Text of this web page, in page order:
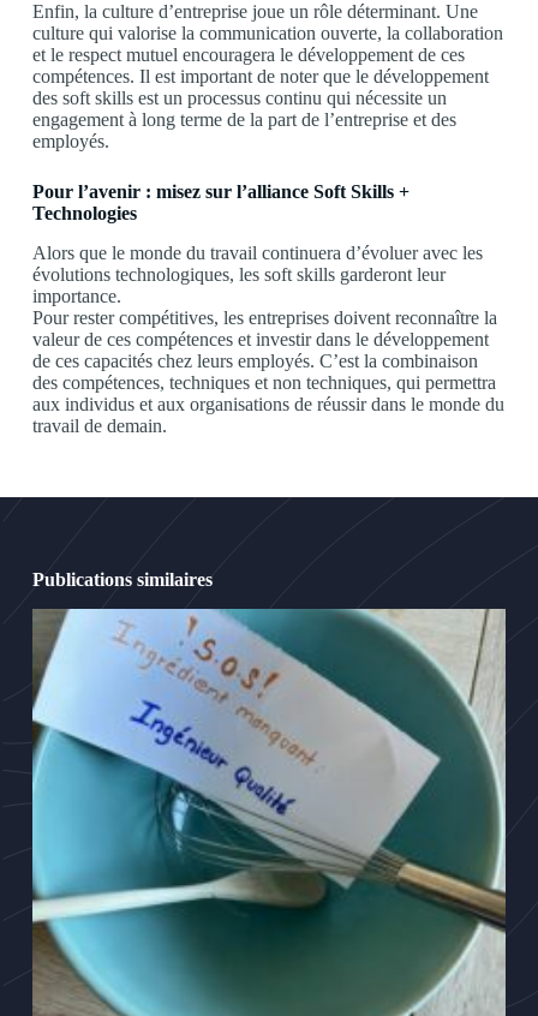
Enfin, la culture d’entreprise joue un rôle déterminant. Une
culture qui valorise la communication ouverte, la collaboration
et le respect mutuel encouragera le développement de ces
compétences. Il est important de noter que le développement
des soft skills est un processus continu qui nécessite un
engagement à long terme de la part de l’entreprise et des
employés.
Pour l’avenir : misez sur l’alliance Soft Skills +
Technologies
Alors que le monde du travail continuera d’évoluer avec les
évolutions technologiques, les soft skills garderont leur
importance.
Pour rester compétitives, les entreprises doivent reconnaître la
valeur de ces compétences et investir dans le développement
de ces capacités chez leurs employés. C’est la combinaison
des compétences, techniques et non techniques, qui permettra
aux individus et aux organisations de réussir dans le monde du
travail de demain.
Publications similaires